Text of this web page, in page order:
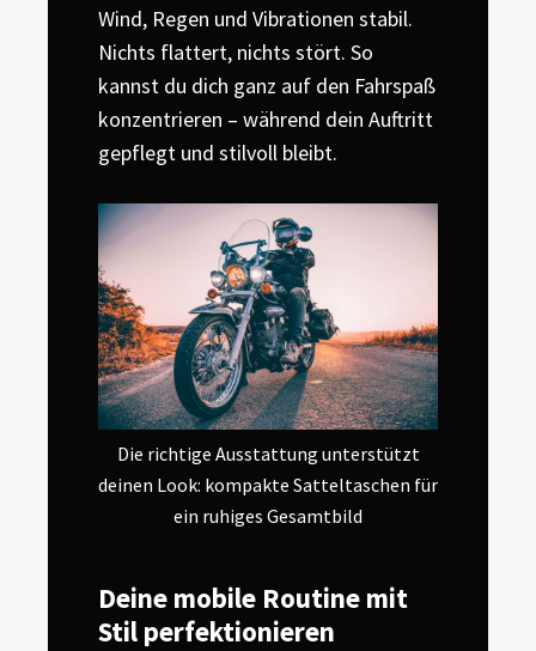
Wind, Regen und Vibrationen stabil.
Nichts flattert, nichts stört. So
kannst du dich ganz auf den Fahrspaß
konzentrieren – während dein Auftritt
gepflegt und stilvoll bleibt.
Die richtige Ausstattung unterstützt
deinen Look: kompakte Satteltaschen für
ein ruhiges Gesamtbild
Deine mobile Routine mit
Stil perfektionieren